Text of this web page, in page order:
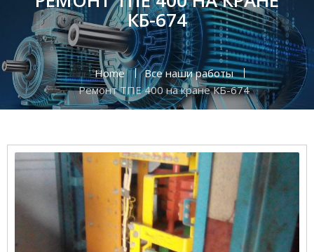
КБ-674
Home
Все наши работы
Ремонт ТПЕ 400 на кране КБ-674